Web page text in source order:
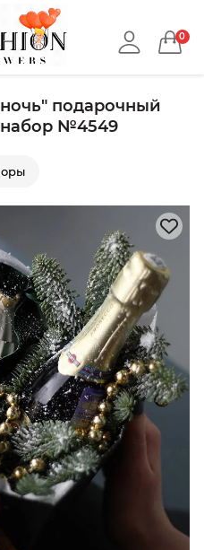
0
подарочный
№4549